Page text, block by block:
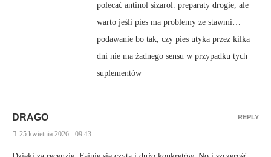
polecać antinol sizarol. preparaty drogie, ale
warto jeśli pies ma problemy ze stawmi…
podawanie bo tak, czy pies utyka przez kilka
dni nie ma żadnego sensu w przypadku tych
suplementów
DRAGO
25 kwietnia 2026 - 09:43
REPLY